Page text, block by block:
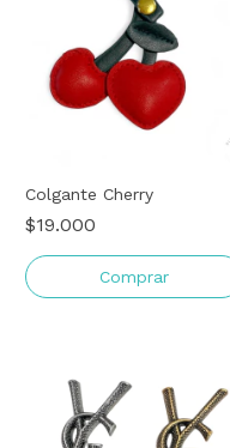
Colgante Cherry
$19.000
Comprar